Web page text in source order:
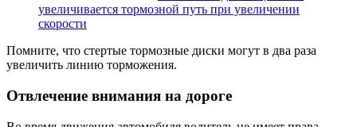
увеличивается тормозной путь при увеличении
скорости
Помните, что стертые тормозные диски могут в два раза
увеличить линию торможения.
Отвлечение внимания на дороге